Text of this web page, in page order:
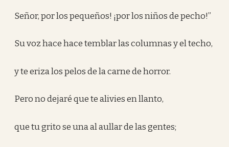
Señor, por los pequeños! ¡por los niños de pecho!”
Su voz hace hace temblar las columnas y el techo,
y te eriza los pelos de la carne de horror.
Pero no dejaré que te alivies en llanto,
que tu grito se una al aullar de las gentes;